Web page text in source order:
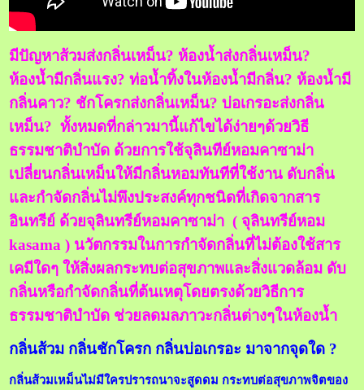
มีปัญหาส้วมส่งกลิ่นเหม็น? ห้องน้ำส่งกลิ่นเหม็น?
ห้องน้ำมีกลิ่นแรง? ท่อน้ำทิ้งในห้องน้ำมีกลิ่น? ห้องน้ำมี
กลิ่นคาว? ชักโครกส่งกลิ่นเหม็น? บ่อเกรอะส่งกลิ่น
เหม็น? ทั้งหมดที่กล่าวมานี้แก้ไขได้ง่ายๆด้วยวิธี
ธรรมชาติบำบัด ด้วยการใช้จุลินทีย์หอมคาซาม่า
เปลี่ยนกลิ่นเหม็นให้มีกลิ่นหอมทันทีที่ใช้งาน ดับกลิ่น
และกำจัดกลิ่นไม่พึงประสงค์ทุกชนิดที่เกิดจากสาร
อินทรีย์ ด้วยจุลินทรีย์หอมคาซาม่า ( จุลินทรีย์หอม
kasama ) นวัตกรรมในการกำจัดกลิ่นที่ไม่ต้องใช้สาร
เคมีใดๆ ให้สิ่งผลกระทบต่อสุขภาพและสิ่งแวดล้อม ดับ
กลิ่นหรือกำจัดกลิ่นที่ต้นเหตุโดยตรงด้วยวิธีการ
ธรรมชาติบำบัด ช่วยลดมลภาวะกลิ่นต่างๆในห้องน้ำ
กลิ่นส้วม กลิ่นชักโครก กลิ่นบ่อเกรอะ มาจากจุดใด ?
กลิ่นส้วมเหม็นไม่มีใครปรารถนาจะสูดดม กระทบต่อสุขภาพจิตของ